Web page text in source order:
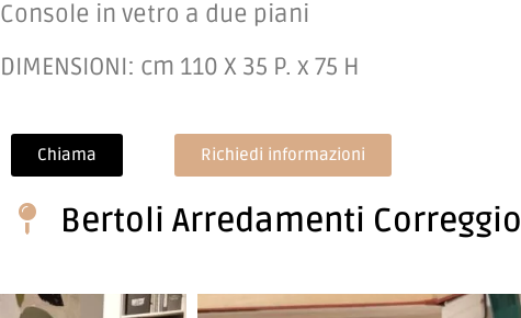
Console in vetro a due piani
DIMENSIONI: cm 110 X 35 P. x 75 H
Chiama Richiedi informazioni
Bertoli Arredamenti Correggio